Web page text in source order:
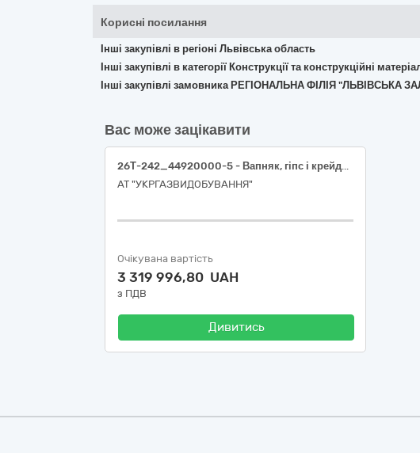
Корисні посилання
Інші закупівлі в регіоні Львівська область
Інші закупівлі в категорії Конструкції та конструкційні
Інші закупівлі замовника РЕГІОНАЛЬНА ФІЛІЯ
Вас може зацікавити
26Т-242_44920000-5 - Вапняк, гіпс і крейда (Вапно негашене)
АТ "УКРГАЗВИДОБУВАННЯ"
Очікувана вартість
3 319 996,80 UAH
з ПДВ
Дивитись